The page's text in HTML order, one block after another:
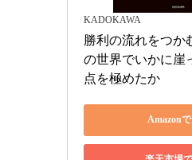
KADOKAWA
勝利の流れをつか
の世界でいかに崖
点を極めたか
Amazon